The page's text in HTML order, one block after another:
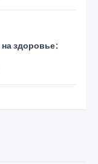
на здоровье: